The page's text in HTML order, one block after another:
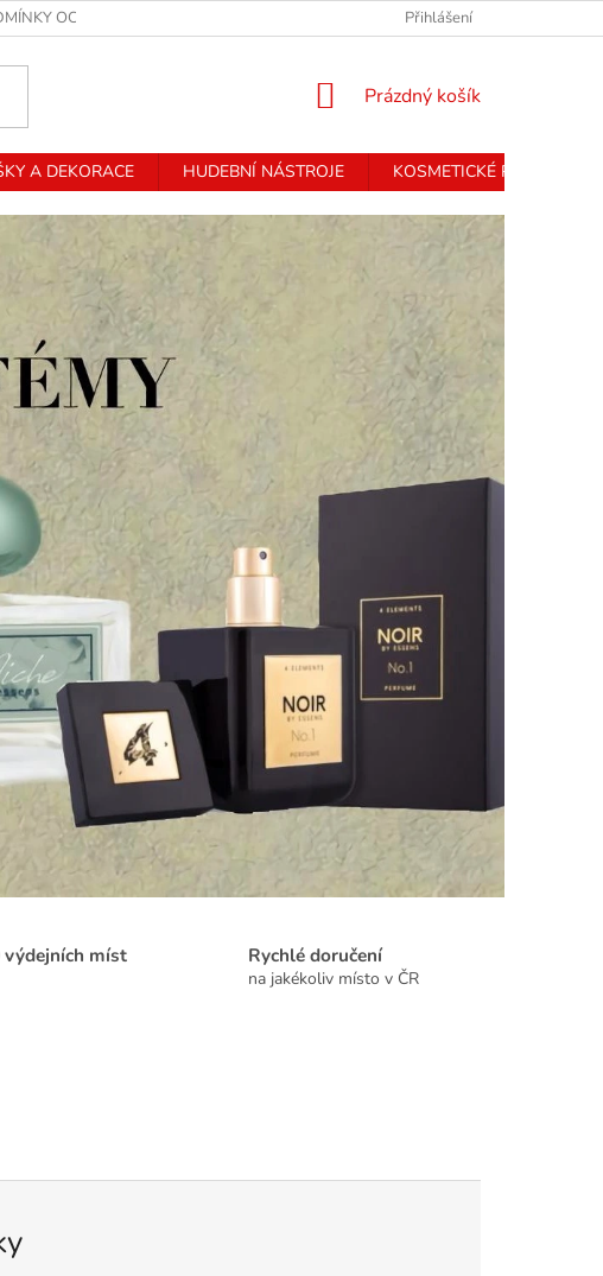
OCHRANY OSOBNÍCH ÚDAJŮ Přihlášení
NÁKUPNÍ
Prázdný košík
A DEKORACE HUDEBNÍ NÁSTROJE KOSMETICKÉ PŘÍSTROJE
výdejních míst Rychlé doručení
na jakékoliv místo v ČR